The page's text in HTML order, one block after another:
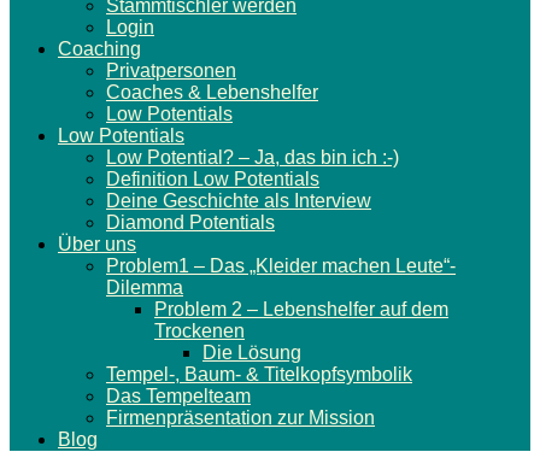
Begegnungen
| Coaching
Coaches, Firmen
& Sponsoren für
Low Potentials
Stammtischler werden
Login
Coaching
Privatpersonen
Coaches & Lebenshelfer
Low Potentials
Low Potentials
Low Potential? – Ja, das bin ich :-)
Definition Low Potentials
Deine Geschichte als Interview
Diamond Potentials
Über uns
Problem1 – Das „Kleider machen Leute“-
Dilemma
Problem 2 – Lebenshelfer auf dem
Trockenen
Die Lösung
Tempel-, Baum- & Titelkopfsymbolik
Das Tempelteam
Firmenpräsentation zur Mission
Blog